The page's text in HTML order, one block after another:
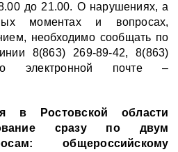
до 21.00. О нарушениях, а
моментах и вопросах,
необходимо сообщать по
8(863) 269-89-42, 8(863)
электронной почте –
в Ростовской области
сразу по двум
общероссийскому